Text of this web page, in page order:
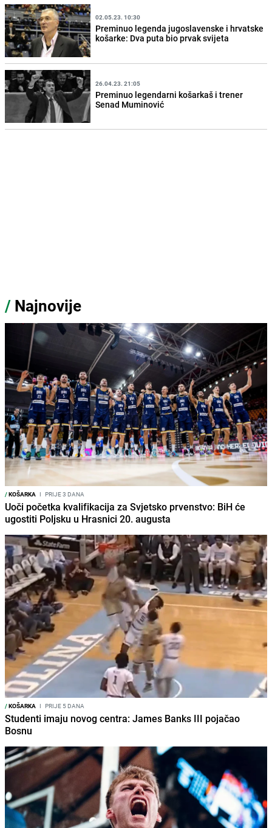
02.05.23. 10:30
Preminuo legenda jugoslavenske i hrvatske
košarke: Dva puta bio prvak svijeta
26.04.23. 21:05
Preminuo legendarni košarkaš i trener
Senad Muminović
/ Najnovije
/KOŠARKA I PRIJE 3 DANA
Uoči početka kvalifikacija za Svjetsko prvenstvo: BiH će
ugostiti Poljsku u Hrasnici 20. augusta
/KOŠARKA I PRIJE 5 DANA
Studenti imaju novog centra: James Banks III pojačao
Bosnu